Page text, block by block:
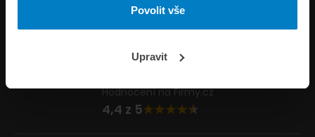
Povolit vše
Upravit
Napište nám
Hodnocení na Firmy.cz
4,4 z 5